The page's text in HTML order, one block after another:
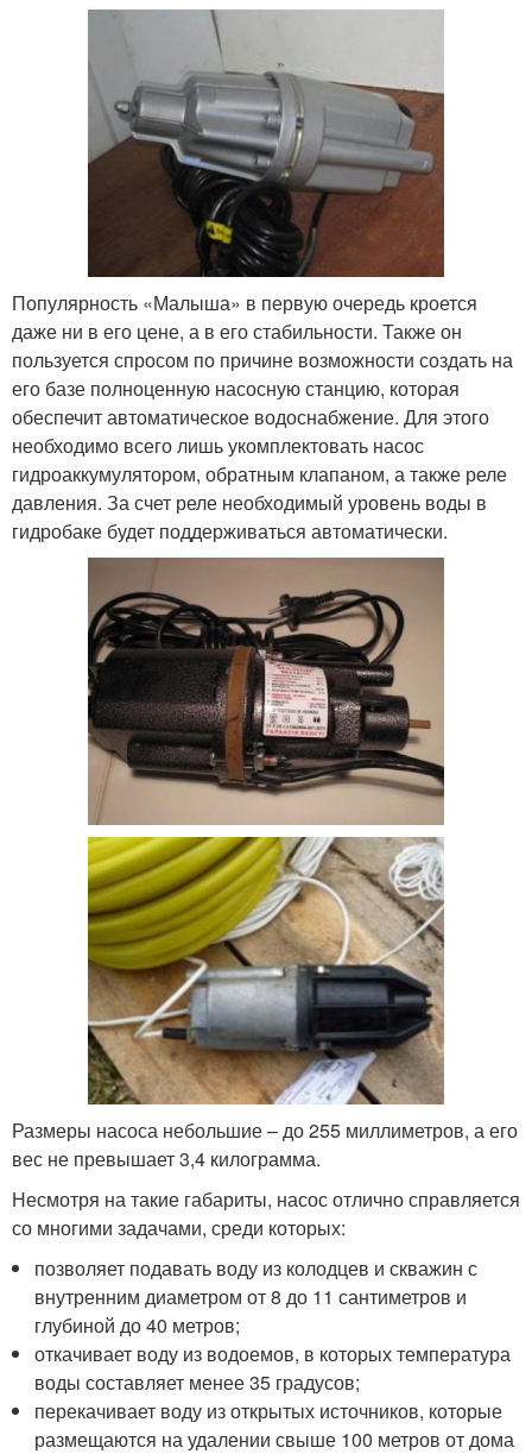
Популярность «Малыша» в первую очередь кроется
даже ни в его цене, а в его стабильности. Также он
пользуется спросом по причине возможности создать на
его базе полноценную насосную станцию, которая
обеспечит автоматическое водоснабжение. Для этого
необходимо всего лишь укомплектовать насос
гидроаккумулятором, обратным клапаном, а также реле
давления. За счет реле необходимый уровень воды в
гидробаке будет поддерживаться автоматически.
Размеры насоса небольшие – до 255 миллиметров, а его
вес не превышает 3,4 килограмма.
Несмотря на такие габариты, насос отлично справляется
со многими задачами, среди которых:
позволяет подавать воду из колодцев и скважин с
внутренним диаметром от 8 до 11 сантиметров и
глубиной до 40 метров;
откачивает воду из водоемов, в которых температура
воды составляет менее 35 градусов;
перекачивает воду из открытых источников, которые
размещаются на удалении свыше 100 метров от дома